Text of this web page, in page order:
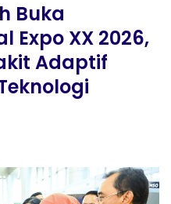
Buka
Expo XX 2026,
Adaptif